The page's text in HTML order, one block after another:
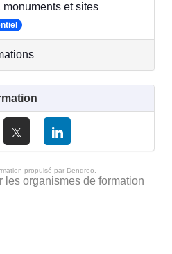
et sites
propulsé par Dendreo,
les organismes de formation